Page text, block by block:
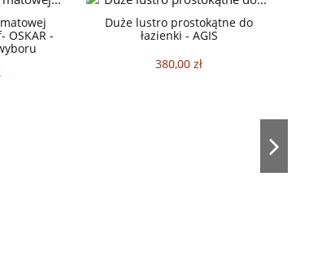
OSKAR -
Duże lustro prostokątne do
łazienki - AGIS
380,00 zł